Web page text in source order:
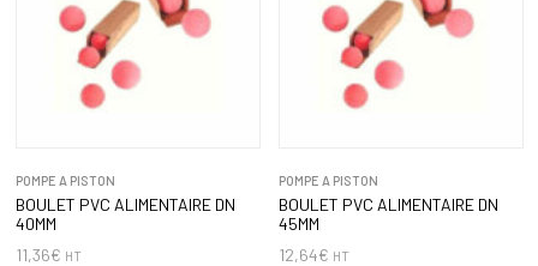
POMPE A PISTON
BOULET PVC ALIMENTAIRE DN
40MM
11,36€ HT
POMPE A PISTON
BOULET PVC ALIMENTAIRE DN
45MM
12,64€ HT